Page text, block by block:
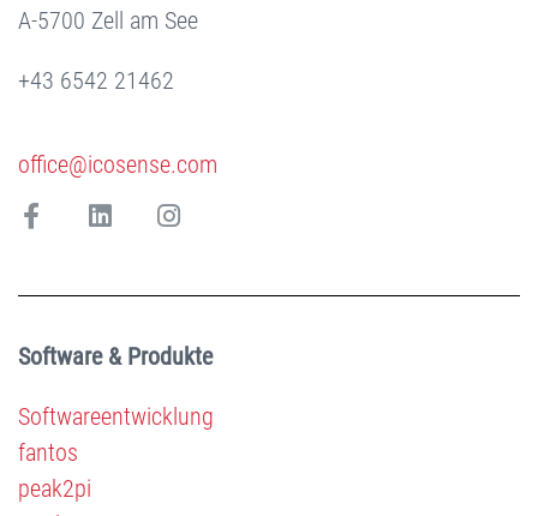
A-5700 Zell am See
+43 6542 21462
office@icosense.com
Software & Produkte
Softwareentwicklung
fantos
peak2pi